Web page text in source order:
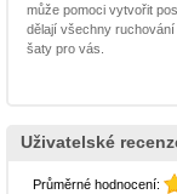
může pomoci vytvořit
dělají všechny
šaty pro vás.
Uživatelské
Průměrné hodnocení: